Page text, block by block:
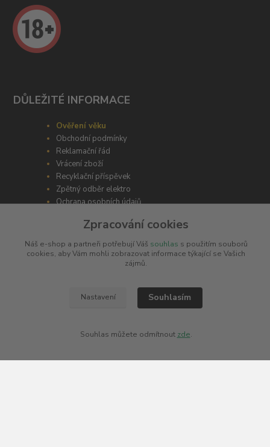
DŮLEŽITÉ INFORMACE
Ověření věku
Obchodní podmínky
Reklamační řád
Vrácení zboží
Recyklační příspěvek
Zpětný odběr elektro
Ochrana osobních údajů
INFORMACE PRO ZÁKAZNÍKY
FAQ - Nejčastější dotazy
Vše o elektronické cigaretě
Míchání e-liquidu
Zpracování cookies
Náš e-shop a partneři potřebují Váš souhlas s použitím souborů
cookies, aby Vám mohli zobrazovat informace týkající se Vašich
zájmů.
Nastavení Souhlasím
Souhlas můžete odmítnout zde.